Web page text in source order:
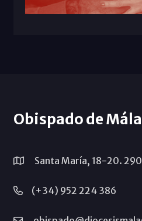
Obispado de
Santa María, 18-20.
(+34) 952 224 386